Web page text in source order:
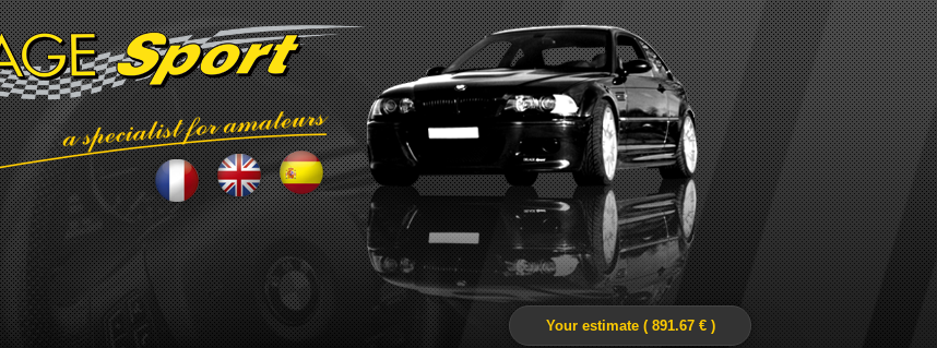
Your estimate ( 891.67 € )